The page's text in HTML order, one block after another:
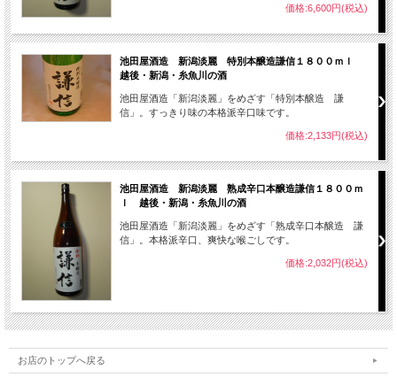
価格:6,600円(税込)
池田屋酒造 新潟淡麗 特別本醸造謙信１８００ｍｌ
越後・新潟・糸魚川の酒
池田屋酒造「新潟淡麗」をめざす「特別本醸造 謙
信」。すっきり味の本格派辛口味です。
価格:2,133円(税込)
池田屋酒造 新潟淡麗 熟成辛口本醸造謙信１８００ｍ
ｌ 越後・新潟・糸魚川の酒
池田屋酒造「新潟淡麗」をめざす「熟成辛口本醸造 謙
信」。本格派辛口、爽快な喉ごしです。
価格:2,032円(税込)
お店のトップへ戻る